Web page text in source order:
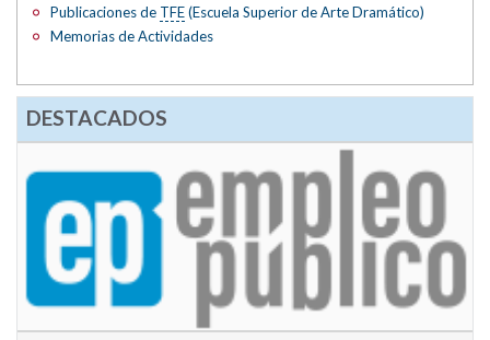
Publicaciones de TFE(Escuela Superior de Arte Dramático)
Memorias de Actividades
DESTACADOS